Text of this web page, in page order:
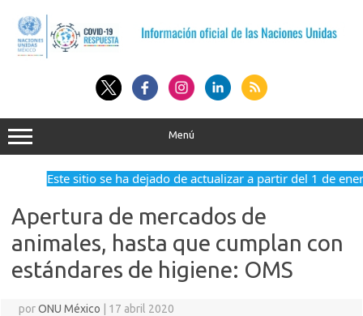
contenido
Menú
Este sitio se ha dejado de actualizar a partir del 1 de
Apertura de mercados de
animales, hasta que cumplan con
estándares de higiene: OMS
porONU México 17 abril 2020